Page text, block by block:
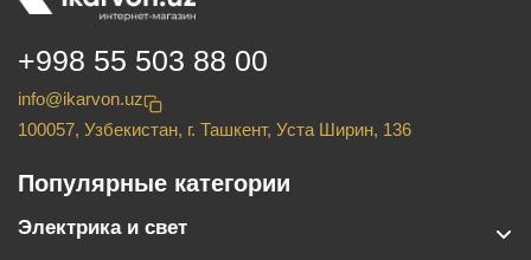
+998 55 503 88 00
info@ikarvon.uz
100057, Узбекистан, г. Ташкент, Уста Ширин, 136
Популярные категории
Электрика и свет